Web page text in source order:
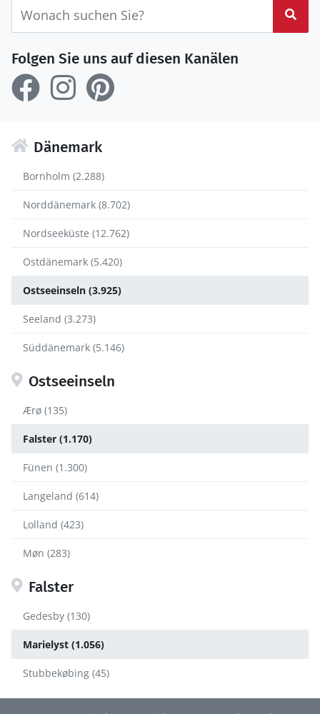
Folgen Sie uns auf diesen Kanälen
Dänemark
Bornholm (2.288)
Norddänemark (8.702)
Nordseeküste (12.762)
Ostdänemark (5.420)
Ostseeinseln (3.925)
Seeland (3.273)
Süddänemark (5.146)
Ostseeinseln
Ærø (135)
Falster (1.170)
Fünen (1.300)
Langeland (614)
Lolland (423)
Møn (283)
Falster
Gedesby (130)
Marielyst (1.056)
Stubbekøbing (45)